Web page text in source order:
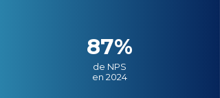
87%
de NPS
en 2024